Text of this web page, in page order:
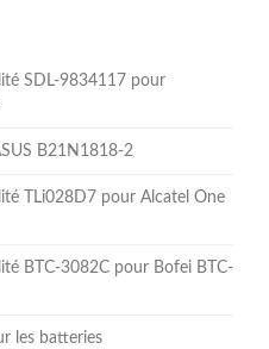
SDL-9834117 pour
B21N1818-2
TLi028D7 pour Alcatel One
BTC-3082C pour Bofei BTC-
les batteries